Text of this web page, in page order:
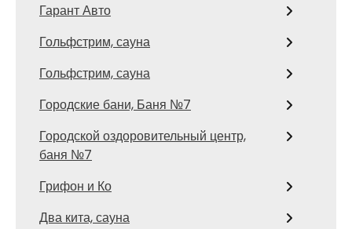
Гарант Авто
Гольфстрим, сауна
Гольфстрим, сауна
Городские бани, Баня №7
Городской оздоровительный центр,
баня №7
Грифон и Ко
Два кита, сауна